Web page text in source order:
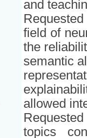
and
field of
the
semantic
allowed
topics